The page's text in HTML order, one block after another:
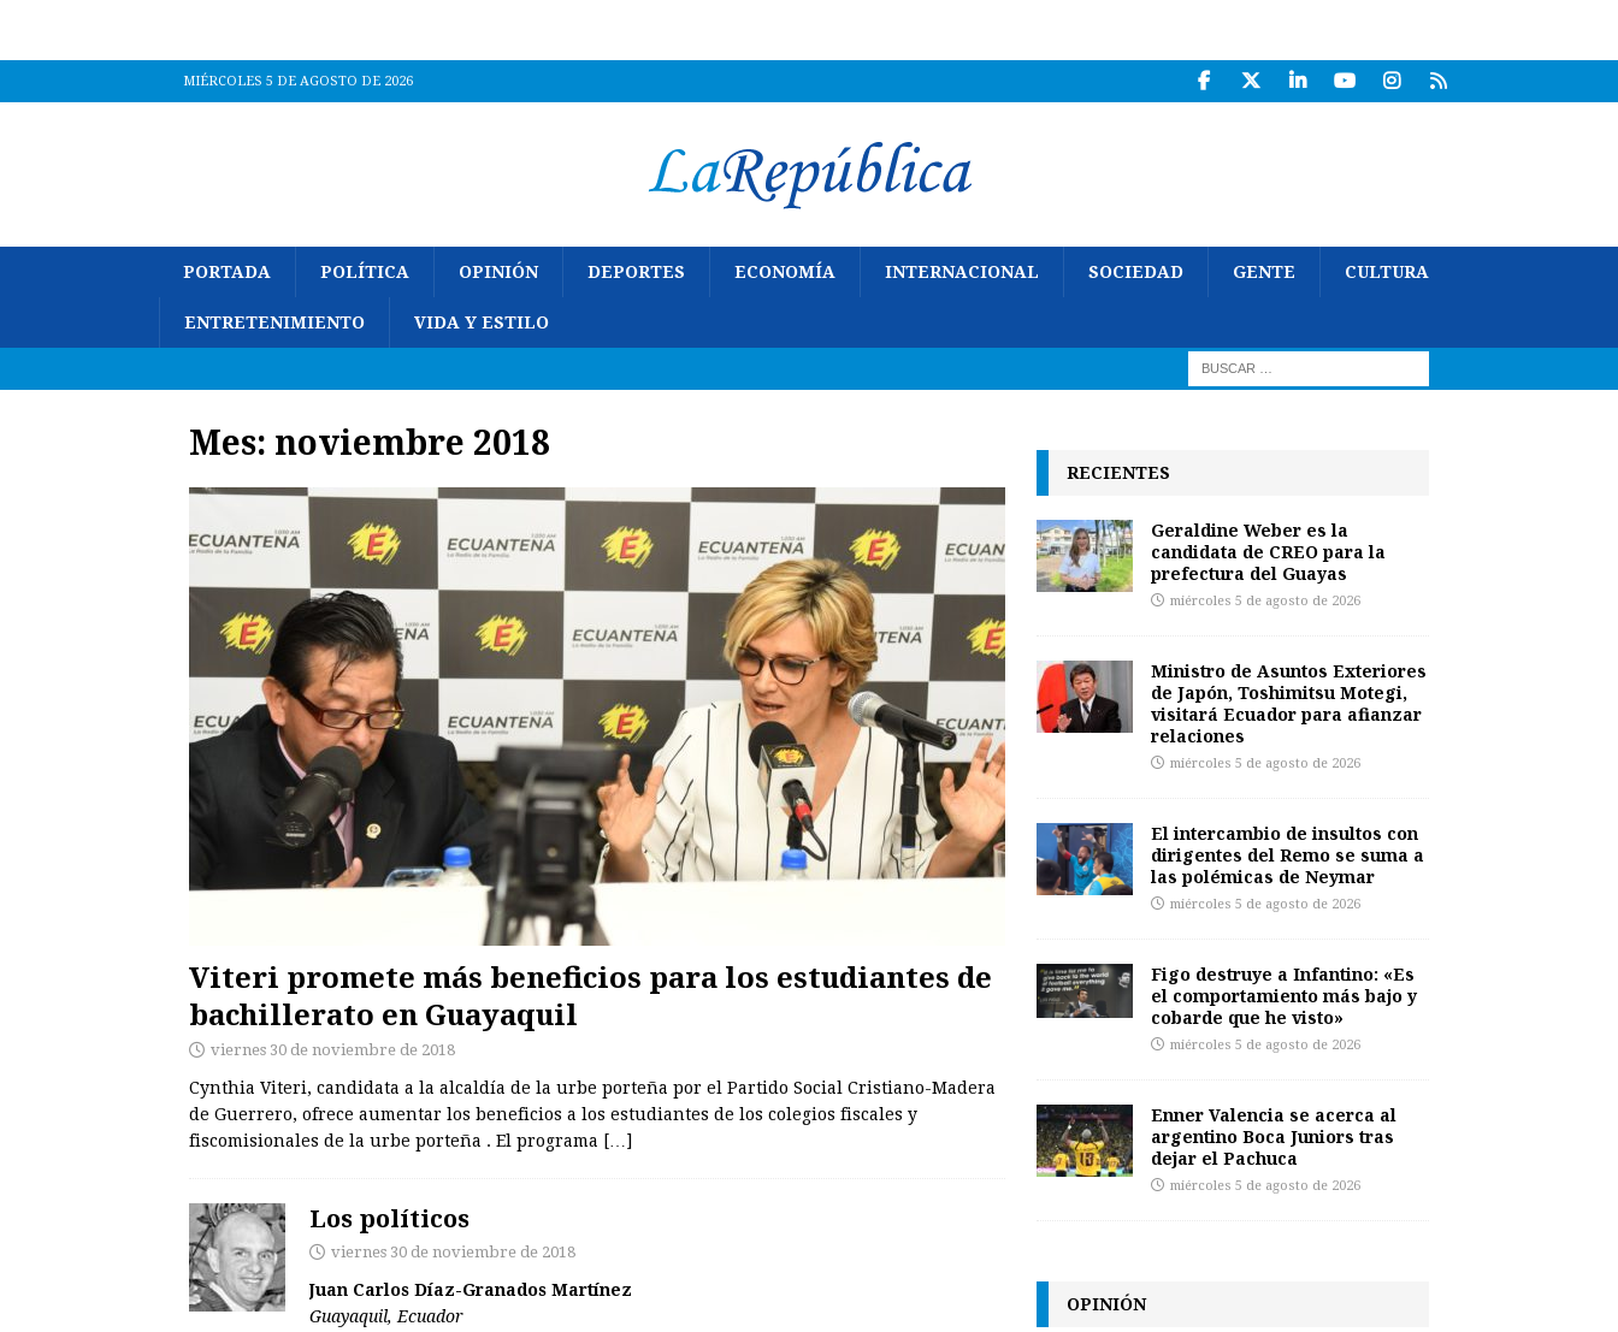
MIÉRCOLES 5 DE AGOSTO DE 2026
PORTADA POLÍTICA OPINIÓN DEPORTES ECONOMÍA INTERNACIONAL SOCIEDAD GENTE CULTURA
ENTRETENIMIENTO VIDA Y ESTILO
Mes: noviembre 2018
Viteri promete más beneficios para los estudiantes de
bachillerato en Guayaquil
viernes 30 de noviembre de 2018
Cynthia Viteri, candidata a la alcaldía de la urbe porteña por el Partido Social Cristiano-Madera
de Guerrero, ofrece aumentar los beneficios a los estudiantes de los colegios fiscales y
fiscomisionales de la urbe porteña . El programa […]
Los políticos
viernes 30 de noviembre de 2018
Juan Carlos Díaz-Granados Martínez
Guayaquil, Ecuador
RECIENTES
Geraldine Weber es la
candidata de CREO para la
prefectura del Guayas
miércoles 5 de agosto de 2026
Ministro de Asuntos Exteriores
de Japón, Toshimitsu Motegi,
visitará Ecuador para afianzar
relaciones
miércoles 5 de agosto de 2026
El intercambio de insultos con
dirigentes del Remo se suma a
las polémicas de Neymar
miércoles 5 de agosto de 2026
Figo destruye a Infantino: «Es
el comportamiento más bajo y
cobarde que he visto»
miércoles 5 de agosto de 2026
Enner Valencia se acerca al
argentino Boca Juniors tras
dejar el Pachuca
miércoles 5 de agosto de 2026
OPINIÓN